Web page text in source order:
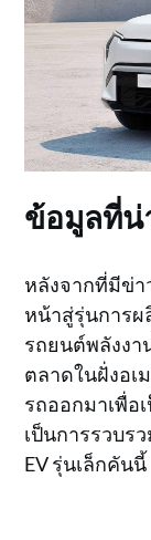
ข้อมูลที่น่
หลังจากที่มีข่า
หน้าสู่รุ่นการผ
รถยนต์พลังงา
ตลาดในฝั่งอเ
รถออกมาเพื่อ
เป็นการรวบร
EV รุ่นเล็กคันนี้